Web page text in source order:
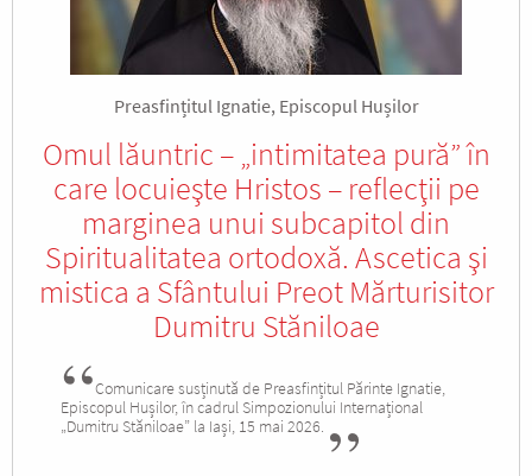
Preasfințitul Ignatie, Episcopul Hușilor
Omul lăuntric – „intimitatea pură” în
care locuieşte Hristos – reflecţii pe
marginea unui subcapitol din
Spiritualitatea ortodoxă. Ascetica şi
mistica a Sfântului Preot Mărturisitor
Dumitru Stăniloae
Comunicare susținută de Preasfințitul Părinte Ignatie,
Episcopul Hușilor, în cadrul Simpozionului Internațional
„Dumitru Stăniloae” la Iași, 15 mai 2026.